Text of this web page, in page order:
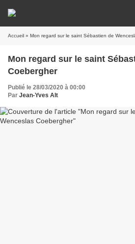
Accueil » Mon regard sur le saint Sébastien de
Mon regard sur le saint
Coebergher
Publié le 28/03/2020 à 00:00
Par Jean-Yves Alt